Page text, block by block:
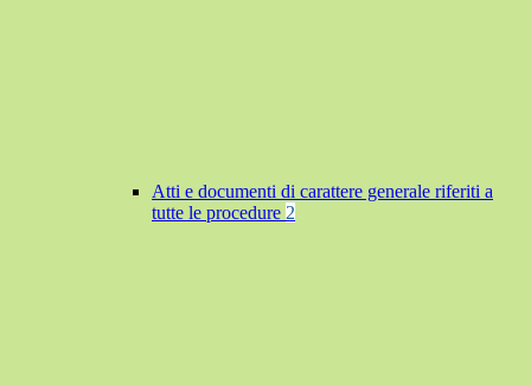
Atti e documenti di carattere generale riferiti a
tutte le procedure 2